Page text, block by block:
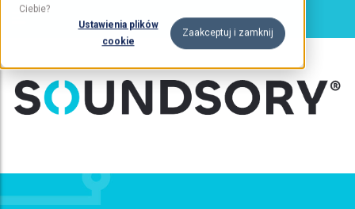
Ciebie?
Ustawienia plików
cookie
Zaakceptuj i zamknij